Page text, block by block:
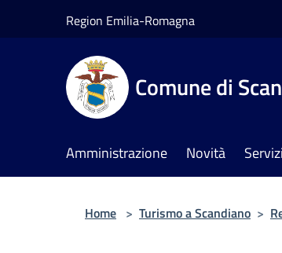
Region Emilia-Romagna
Comune di
Amministrazione Novità Servizi
Home > Turismo a Scandiano >